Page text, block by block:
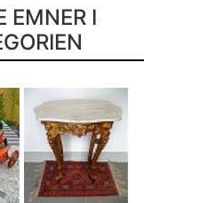
EMNER I